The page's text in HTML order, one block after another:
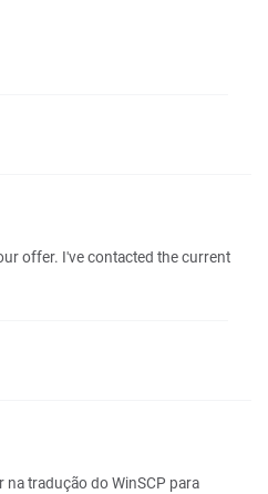
offer. I've contacted the current
na tradução do WinSCP para